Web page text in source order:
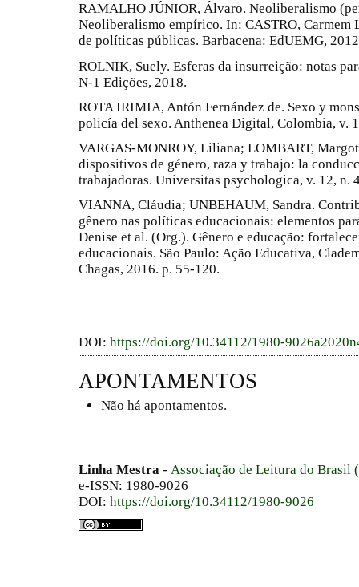
RAMALHO JÚNIOR, Álvaro. Neoliberalismo
Neoliberalismo empírico. In: CASTRO,
de políticas públicas. Barbacena: EdUEMG,
ROLNIK, Suely. Esferas da insurreição: notas
N-1 Edições, 2018.
ROTA IRIMIA, Antón Fernández de. Sexo y
policía del sexo. Anthenea Digital, Colombia, v.
VARGAS-MONROY, Liliana; LOMBART,
dispositivos de género, raza y trabajo: la
trabajadoras. Universitas psychologica, v. 12, n.
VIANNA, Cláudia; UNBEHAUM, Sandra.
gênero nas políticas educacionais: elementos
Denise et al. (Org.). Gênero e educação:
educacionais. São Paulo: Ação Educativa,
Chagas, 2016. p. 55-120.
DOI: https://doi.org/10.34112/1980-
APONTAMENTOS
Não há apontamentos.
Linha Mestra - Associação de Leitura do Brasil
e-ISSN: 1980-9026
DOI: https://doi.org/10.34112/1980-9026